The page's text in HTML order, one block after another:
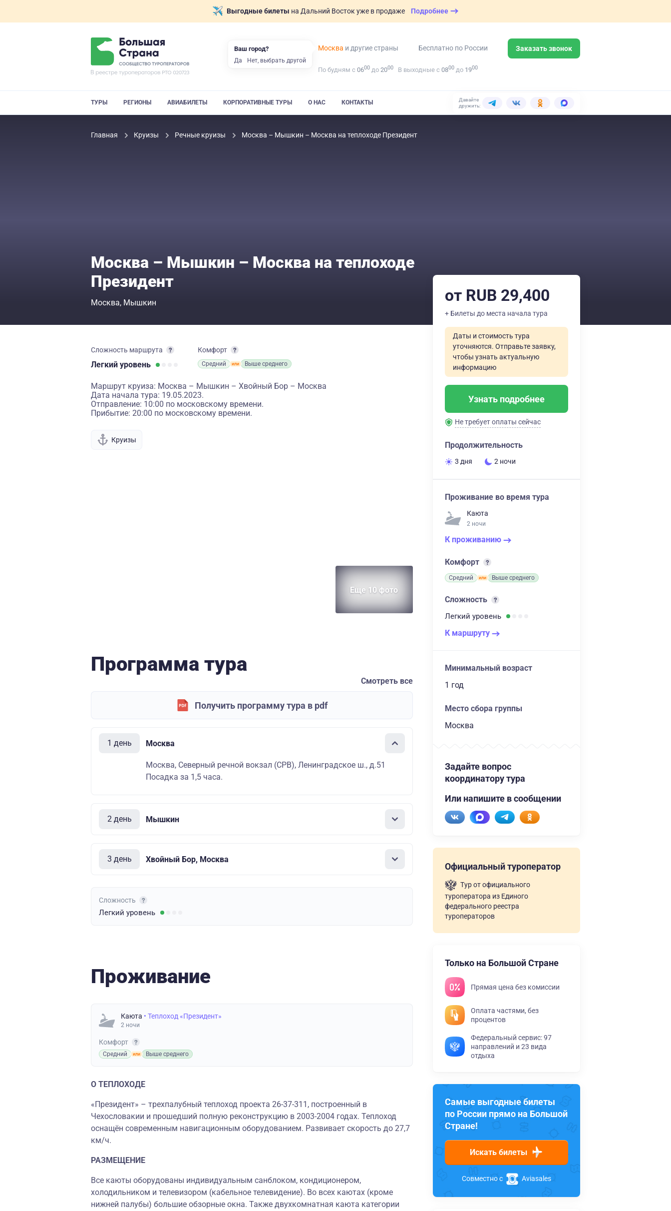
Выгодные билеты на Дальний Восток уже в продаже Подробнее
Москва и другие страны Бесплатно по России Заказать звонок
По будням с 0600 до 2000 В выходные с 0800 до 1900
ТУРЫ РЕГИОНЫ АВИАБИЛЕТЫ КОРПОРАТИВНЫЕ ТУРЫ О НАС КОНТАКТЫ
Давайте
дружить:
Главная Круизы Речные круизы Москва – Мышкин – Москва на теплоходе Президент
Москва – Мышкин – Москва на теплоходе
Президент
Москва Мышкин
Сложность маршрута
Легкий уровень
Комфорт
Средний Выше среднего
Маршрут круиза: Москва – Мышкин – Хвойный Бор – Москва
Дата начала тура: 19.05.2023.
Отправление: 10:00 по московскому времени.
Прибытие: 20:00 по московскому времени.
Круизы
Еще 10 фото
Программа тура
Смотреть все
Получить программу тура в pdf
1 день Москва
Москва, Северный речной вокзал (СРВ), Ленинградское ш., д.51
Посадка за 1,5 часа.
2 день Мышкин
3 день Хвойный Бор, Москва
Сложность
Легкий уровень
Проживание
Каюта • Теплоход «Президент»
2 ночи
Комфорт
Средний Выше среднего
О ТЕПЛОХОДЕ
«Президент» – трехпалубный теплоход проекта 26-37-311, построенный в
Чехословакии и прошедший полную реконструкцию в 2003-2004 годах. Теплоход
оснащён современным навигационным оборудованием. Развивает скорость до 27,7
км/ч.
РАЗМЕЩЕНИЕ
Все каюты оборудованы индивидуальным санблоком, кондиционером,
холодильником и телевизором (кабельное телевидение). Во всех каютах (кроме
нижней палубы) большие обзорные окна. Также двухкомнатная каюта категории
от RUB 29,400
+ Билеты до места начала тура
Даты и стоимость тура
уточняются. Отправьте заявку,
чтобы узнать актуальную
информацию
Узнать подробнее
Не требует оплаты сейчас
Продолжительность
3 дня 2 ночи
Проживание во время тура
Каюта
2 ночи
К проживанию
Комфорт
Средний Выше среднего
Сложность
Легкий уровень
К маршруту
Минимальный возраст
1 год
Место сбора группы
Москва
Задайте вопрос
координатору тура
Или напишите в сообщении
Официальный туроператор
Тур от официального
туроператора из Единого
федерального реестра
туроператоров
Только на Большой Стране
Прямая цена без комиссии
Оплата частями, без
процентов
Федеральный сервис: 97
направлений и 23 вида
отдыха
Самые выгодные билеты
по России прямо на Большой
Стране!
Искать билеты
Совместно с Aviasales
Ваш город?
Да Нет, выбрать другой